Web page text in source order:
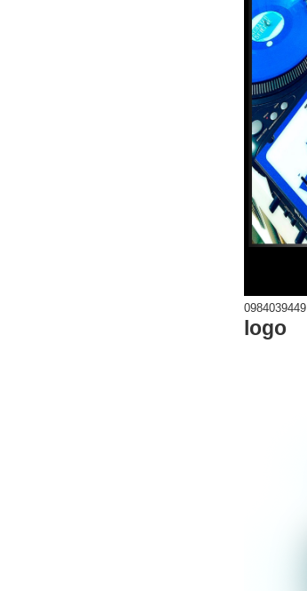
0984039449
logo